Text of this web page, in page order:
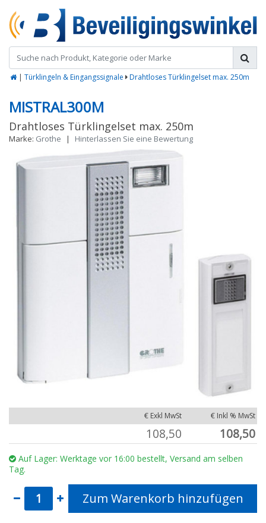
| Türklingeln & Eingangssignale Drahtloses Türklingelset max. 250m
MISTRAL300M
Drahtloses Türklingelset max. 250m
Marke: Grothe | Hinterlassen Sie eine Bewertung
€ Exkl MwSt € Inkl % MwSt
108,50 108,50
Auf Lager: Werktage vor 16:00 bestellt, Versand am selben
Tag.
Zum Warenkorb hinzufügen